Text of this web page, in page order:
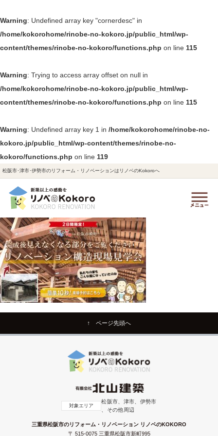
Warning: Undefined array key "cornerdesc" in
/home/kokorohome/rinobe-no-kokoro.jp/public_html/wp-
content/themes/rinobe-no-kokoro/functions.php on line 115
Warning: Trying to access array offset on null in
/home/kokorohome/rinobe-no-kokoro.jp/public_html/wp-
content/themes/rinobe-no-kokoro/functions.php on line 115
Warning: Undefined array key 1 in /home/kokorohome/rinobe-no-
kokoro.jp/public_html/wp-content/themes/rinobe-no-
kokoro/functions.php on line 119
松阪市･津市･伊勢市のリフォーム・リノベーションはリノベのKokoroへ
↑ ページ先頭へ
対象エリア
松阪市、津市、伊勢市
、その他周辺
三重県松阪市のリフォーム・リノベーション リノベのKOKORO
〒 515-0075 三重県松阪市新町995